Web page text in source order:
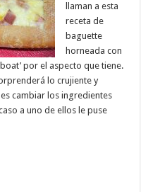
llaman a esta
receta de
baguette
horneada con
por el aspecto que tiene.
lo crujiente y
cambiar los ingredientes
a uno de ellos le puse